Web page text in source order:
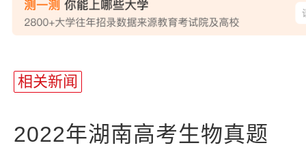
相关新闻
2022年湖南高考生物真题